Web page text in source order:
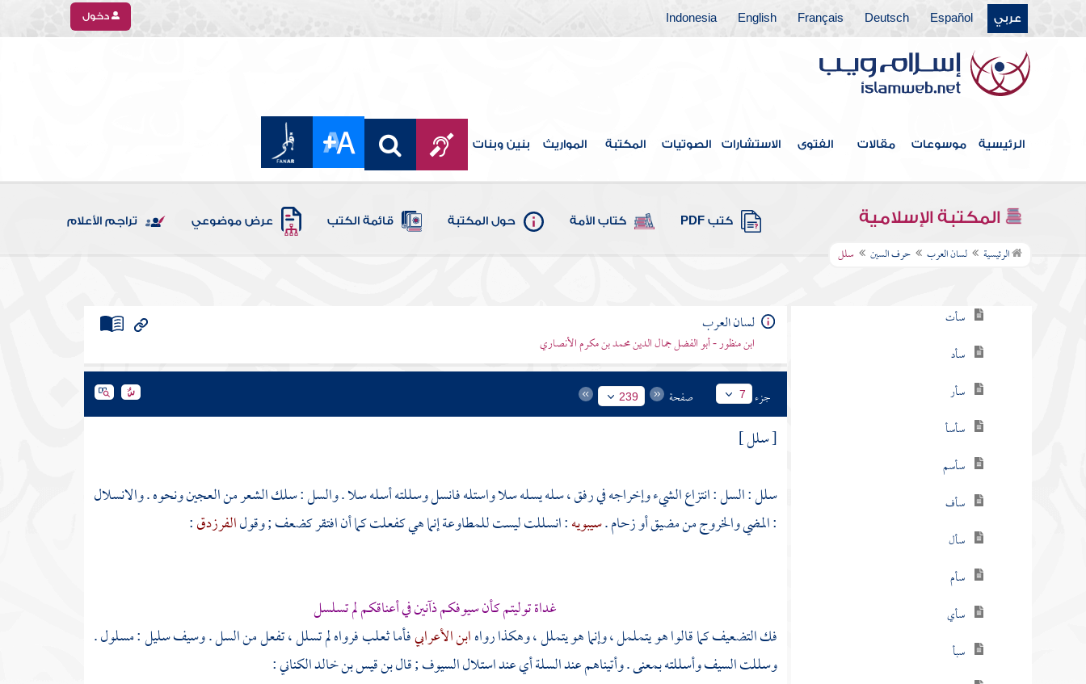
عربي Español
Deutsch
Français
English
Indonesia دخول
الرئيسية موسوعات مقالات الفتوى الاستشارات الصوتيات المكتبة المواريث بنين وبنات
المكتبة الإسلامية كتب PDF كتاب الأمة حول المكتبة قائمة الكتب عرض موضوعي تراجم الأعلام
الرئيسية لسان العرب حرف السين سلل
حرف الحاء
حرف الخاء
حرف الدال
حرف الذال
حرف الراء
حرف الزاي
حرف السين
سأت
سأد
سأر
سأسأ
سأسم
سأف
سأل
سأم
سأي
سبأ
لسان العرب
ابن منظور - أبو الفضل جمال الدين محمد بن مكرم الأنصاري
جزء 7 صفحة 239
[ سلل ]
سلل : السل : انتزاع الشيء وإخراجه في رفق ، سله يسله سلا واستله فانسل وسللته أسله سلا . والسل : سلك الشعر من العجين ونحوه . والانسلال
: المضي والخروج من مضيق أو زحام .سيبويه: انسللت ليست للمطاوعة إنما هي كفعلت كما أن افتقر كضعف ; وقولالفرزدق:
غداة توليتم كأن سيوفكم ذآنين في أعناقكم لم تسلسل
فك التضعيف كما قالوا هو يتململ ، وإنما هو يتملل ، وهكذا رواهابن الأعرابيفأماثعلبفرواه لم تسلل ، تفعل من السل . وسيف سليل : مسلول .
وسللت السيف وأسللته بمعنى . وأتيناهم عند السلة أي عند استلال السيوف ; قالبن قيس بن خالد الكناني: